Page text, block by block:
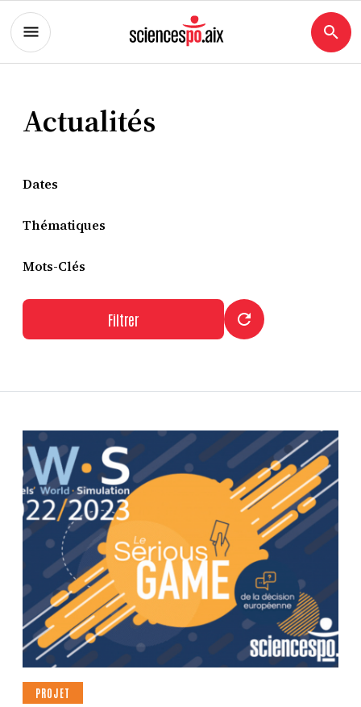
Actualités
Dates
Thématiques
Mots-Clés
Filtrer
PROJET